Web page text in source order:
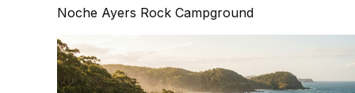
Noche Ayers Rock Campground